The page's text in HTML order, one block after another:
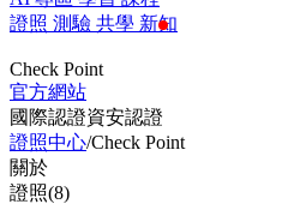
證照 測驗 共學 新知
Check Point
官方網站
國際認證資安認證
證照中心/Check Point
關於
證照(8)